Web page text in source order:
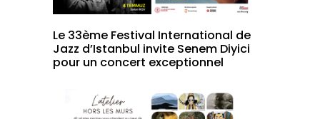
Le 33ème Festival International de
Jazz d’Istanbul invite Senem Diyici
pour un concert exceptionnel